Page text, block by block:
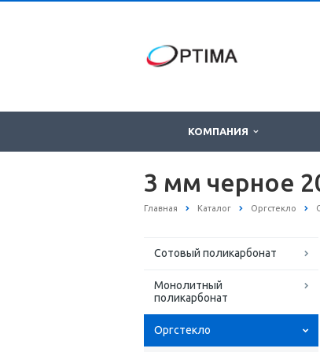
КОМПАНИЯ
3 мм черное
Главная Каталог Оргстекло
Сотовый поликарбонат
Монолитный
поликарбонат
Оргстекло